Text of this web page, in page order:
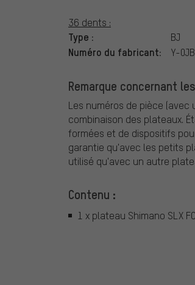
36 dents :
Type : BJ
Numéro du fabricant: Y-
Remarque concernant
Les numéros de pièce
combinaison des plateaux.
formées et de dispositifs
garantie qu'avec les petits
utilisé qu'avec un autre
Contenu :
1 x plateau Shimano SLX